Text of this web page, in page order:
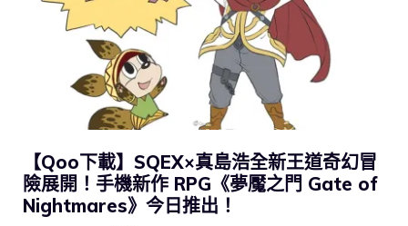
【Qoo下載】SQEX×真島浩全新王道奇幻冒
險展開！手機新作 RPG《夢魘之門 Gate of
Nightmares》今日推出！